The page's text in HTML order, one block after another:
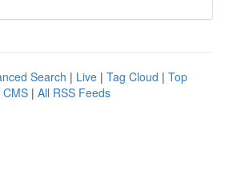
Search | Live | Tag Cloud | Top
CMS | All RSS Feeds